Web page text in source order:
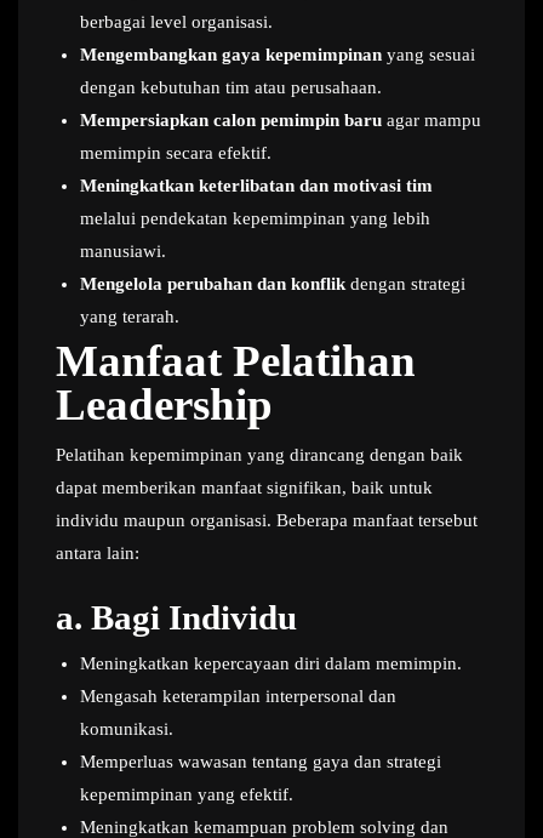
berbagai level organisasi.
Mengembangkan gaya kepemimpinan yang sesuai
dengan kebutuhan tim atau perusahaan.
Mempersiapkan calon pemimpin baru agar mampu
memimpin secara efektif.
Meningkatkan keterlibatan dan motivasi tim
melalui pendekatan kepemimpinan yang lebih
manusiawi.
Mengelola perubahan dan konflik dengan strategi
yang terarah.
Manfaat Pelatihan
Leadership
Pelatihan kepemimpinan yang dirancang dengan baik
dapat memberikan manfaat signifikan, baik untuk
individu maupun organisasi. Beberapa manfaat tersebut
antara lain:
a. Bagi Individu
Meningkatkan kepercayaan diri dalam memimpin.
Mengasah keterampilan interpersonal dan
komunikasi.
Memperluas wawasan tentang gaya dan strategi
kepemimpinan yang efektif.
Meningkatkan kemampuan problem solving dan